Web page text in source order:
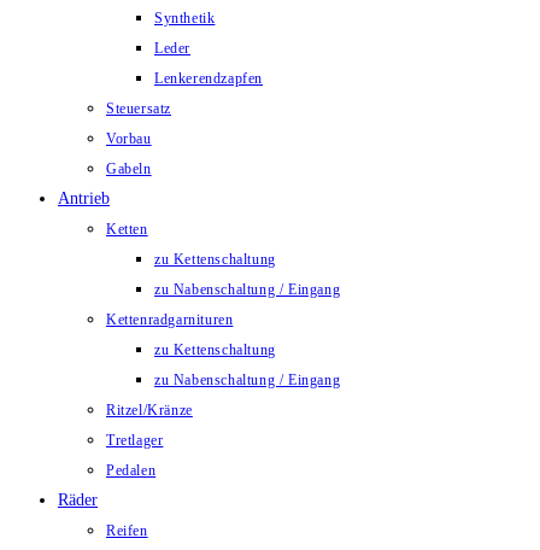
Synthetik
Leder
Lenkerendzapfen
Steuersatz
Vorbau
Gabeln
Antrieb
Ketten
zu Kettenschaltung
zu Nabenschaltung / Eingang
Kettenradgarnituren
zu Kettenschaltung
zu Nabenschaltung / Eingang
Ritzel/Kränze
Tretlager
Pedalen
Räder
Reifen